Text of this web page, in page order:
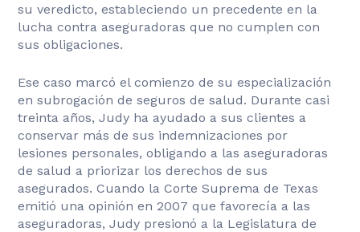
su veredicto, estableciendo un precedente en la
lucha contra aseguradoras que no cumplen con
sus obligaciones.
Ese caso marcó el comienzo de su especialización
en subrogación de seguros de salud. Durante casi
treinta años, Judy ha ayudado a sus clientes a
conservar más de sus indemnizaciones por
lesiones personales, obligando a las aseguradoras
de salud a priorizar los derechos de sus
asegurados. Cuando la Corte Suprema de Texas
emitió una opinión en 2007 que favorecía a las
aseguradoras, Judy presionó a la Legislatura de